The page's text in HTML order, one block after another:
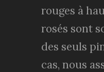
rouges à
rosés sont
des seuls
cas, nous